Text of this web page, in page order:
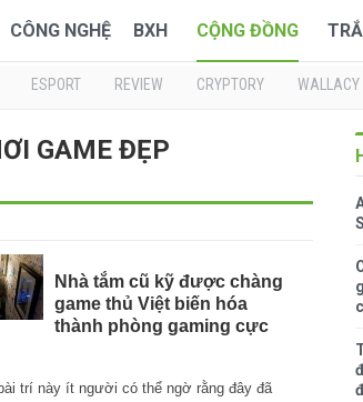
CÔNG NGHỆ BXH CỘNG ĐỒNG
ESPORT REVIEW CRYPTORY WALLACY
GAME ĐẸP
Nhà tắm cũ kỹ được chàng
game thủ Việt biến hóa
thành phòng gaming cực
trí này ít người có thể ngờ rằng đây đã